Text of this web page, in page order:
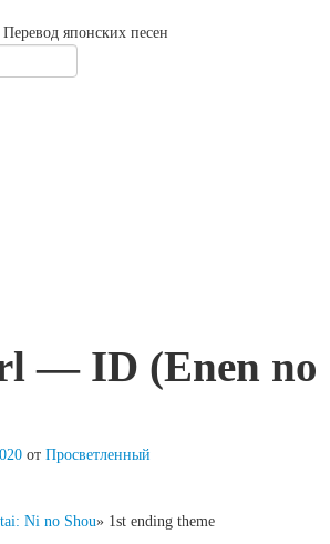
Перевод японских песен
— ID (Enen no
от Просветленный
Ni no Shou» 1st ending theme